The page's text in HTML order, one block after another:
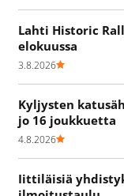
Lahti Historic
elokuussa
3.8.2026
Kyljysten
jo 16 joukkuetta
4.8.2026
Iittiläisiä